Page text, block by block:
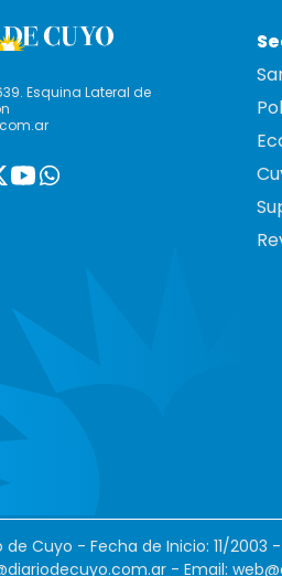
Esquina Lateral de
de Cuyo - Fecha de Inicio: 11/
- Email: